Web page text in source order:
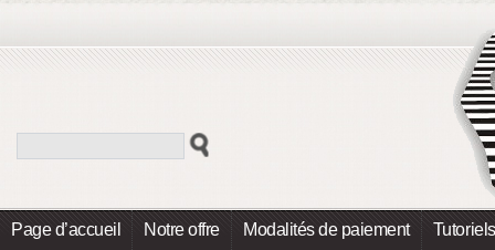
Page d’accueil Notre offre Modalités de paiement Tutoriels